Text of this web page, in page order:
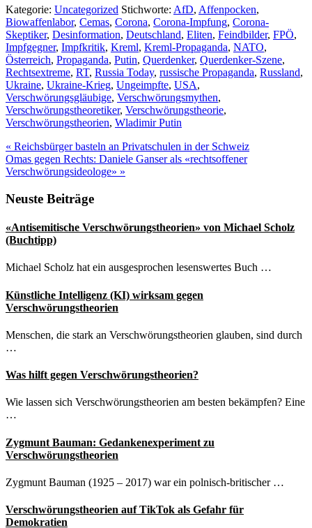
Kategorie: Uncategorized Stichworte: AfD, Affenpocken,
Biowaffenlabor, Cemas, Corona, Corona-Impfung, Corona-
Skeptiker, Desinformation, Deutschland, Eliten, Feindbilder, FPÖ,
Impfgegner, Impfkritik, Kreml, Kreml-Propaganda, NATO,
Österreich, Propaganda, Putin, Querdenker, Querdenker-Szene,
Rechtsextreme, RT, Russia Today, russische Propaganda, Russland,
Ukraine, Ukraine-Krieg, Ungeimpfte, USA,
Verschwörungsgläubige, Verschwörungsmythen,
Verschwörungstheoretiker, Verschwörungstheorie,
Verschwörungstheorien, Wladimir Putin
Vorheriger
Beitrag:
« Reichsbürger basteln an Privatschulen in der Schweiz
Nächster
Beitrag:
Omas gegen Rechts: Daniele Ganser als «rechtsoffener
Verschwörungsideologe» »
Seitenspalte
Neuste Beiträge
«Antisemitische Verschwörungstheorien» von Michael Scholz
(Buchtipp)
Michael Scholz hat ein ausgesprochen lesenswertes Buch …
Künstliche Intelligenz (KI) wirksam gegen
Verschwörungstheorien
Menschen, die stark an Verschwörungstheorien glauben, sind durch
…
Was hilft gegen Verschwörungstheorien?
Wie lassen sich Verschwörungstheorien am besten bekämpfen? Eine
…
Zygmunt Bauman: Gedankenexperiment zu
Verschwörungstheorien
Zygmunt Bauman (1925 – 2017) war ein polnisch-britischer …
Verschwörungstheorien auf TikTok als Gefahr für
Demokratien